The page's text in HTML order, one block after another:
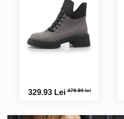
329.93 Lei479.90 lei